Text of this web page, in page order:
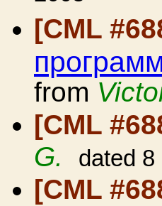
[CML
from
[CML
G. dated 8
[CML